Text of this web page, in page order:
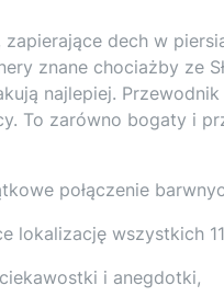
dech w
znane chociażby ze
najlepiej.
To zarówno bogaty i
połączenie
lokalizację wszystkich
i anegdotki,